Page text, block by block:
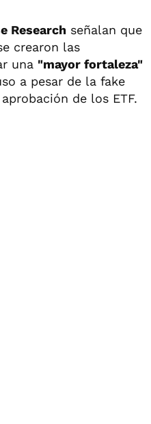
Research señalan que
crearon las
una "mayor fortaleza"
a pesar de la fake
de los ETF.